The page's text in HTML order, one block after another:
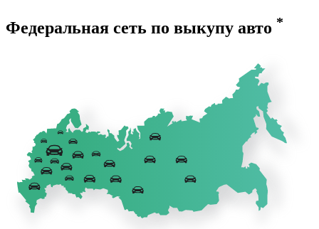
Федеральная сеть по выкупу авто *